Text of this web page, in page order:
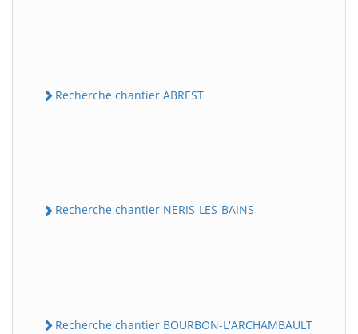
Recherche chantier ABREST
Recherche chantier NERIS-LES-BAINS
Recherche chantier BOURBON-L'ARCHAMBAULT